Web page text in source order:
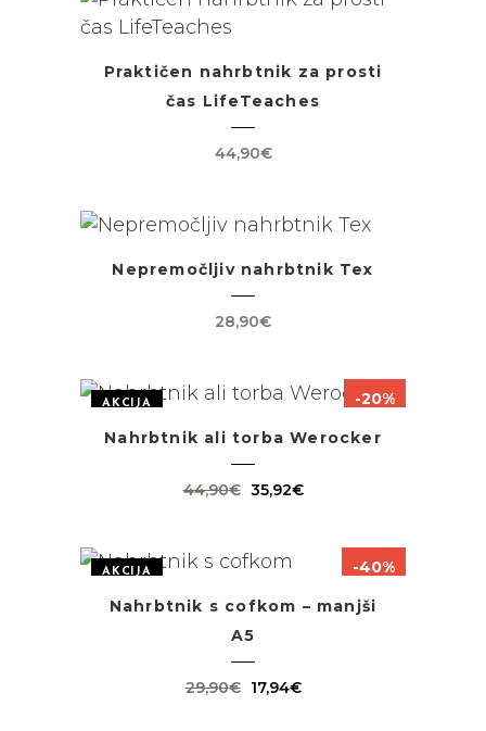
Praktičen nahrbtnik za prosti
čas LifeTeaches
44,90€
Nepremočljiv nahrbtnik Tex
28,90€
AKCIJA
-20%
Nahrbtnik ali torba Werocker
44,90€ Izvirna
bila:
44,90€.
35,92€Trenutna
35,92€.
AKCIJA
-40%
Nahrbtnik s cofkom – manjši
A5
29,90€ Izvirna
17,94€Trenutna